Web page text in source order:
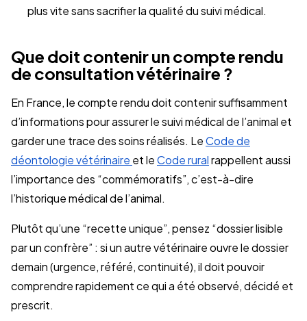
plus vite sans sacrifier la qualité du suivi médical.
Que doit contenir un compte rendu
de consultation vétérinaire ?
En France, le compte rendu doit contenir suffisamment
d’informations pour assurer le suivi médical de l’animal et
garder une trace des soins réalisés. LeCode de
déontologie vétérinaire et leCode ruralrappellent aussi
l’importance des “commémoratifs”, c’est-à-dire
l’historique médical de l’animal.
Plutôt qu’une “recette unique”, pensez “dossier lisible
par un confrère” : si un autre vétérinaire ouvre le dossier
demain (urgence, référé, continuité), il doit pouvoir
comprendre rapidement ce qui a été observé, décidé et
prescrit.